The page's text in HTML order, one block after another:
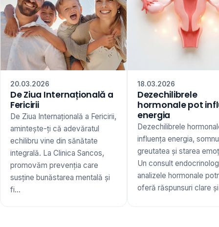
20.03.2026
De Ziua Internațională a
Fericirii
De Ziua Internațională a Fericirii,
amintește-ți că adevăratul
echilibru vine din sănătate
integrală. La Clinica Sancos,
promovăm prevenția care
susține bunăstarea mentală și
fi...
18.03.2026
Dezechilibrele
hormonale pot
energia
Dezechilibrele
influența energia,
greutatea și starea
Un consult
analizele hormonale
oferă răspunsuri clare